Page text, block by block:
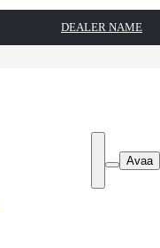
DEALER NAME
Avaa